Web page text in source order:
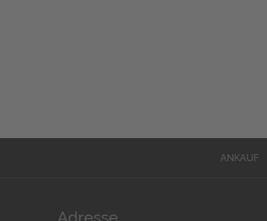
ANKAUF
Adresse